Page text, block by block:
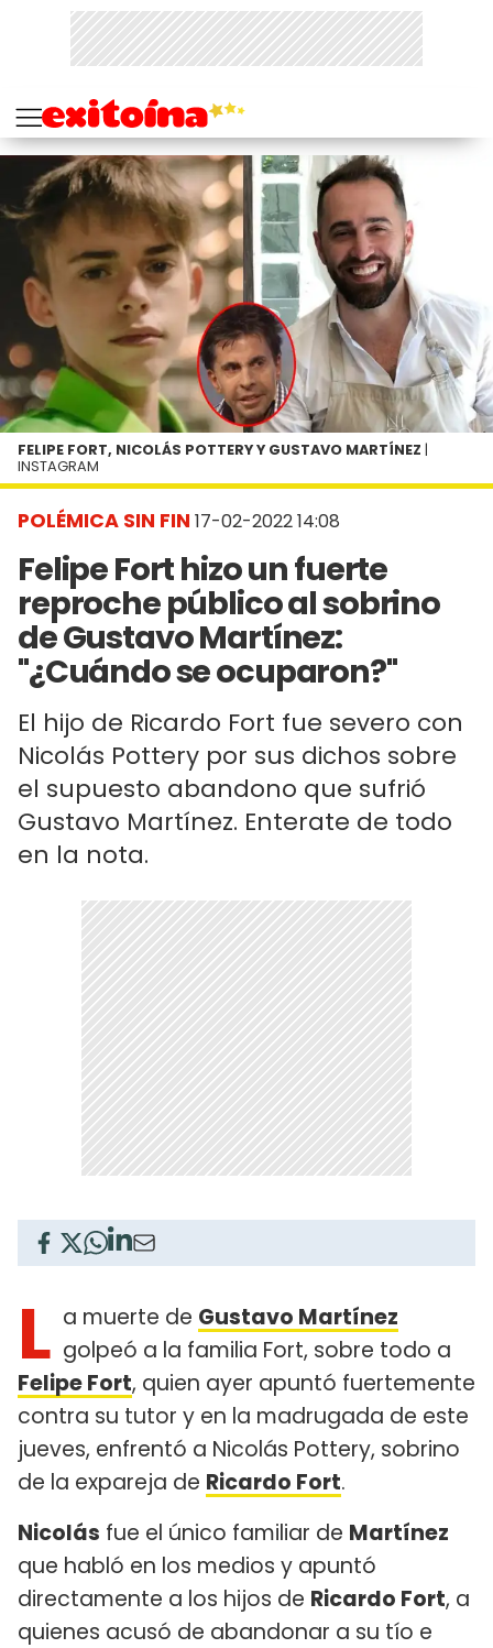
POLÉMICA SIN FIN 17-02-2022 14:08
Felipe Fort hizo un fuerte
reproche público al sobrino
de Gustavo Martínez:
"¿Cuándo se ocuparon?"
El hijo de Ricardo Fort fue severo con
Nicolás Pottery por sus dichos sobre
el supuesto abandono que sufrió
Gustavo Martínez. Enterate de todo
en la nota.
FELIPE FORT, NICOLÁS POTTERY Y GUSTAVO MARTÍNEZ |
INSTAGRAM
L a muerte de Gustavo Martínez
golpeó a la familia Fort, sobre todo a
Felipe Fort, quien ayer apuntó fuertemente
contra su tutor y en la madrugada de este
jueves, enfrentó a Nicolás Pottery, sobrino
de la expareja de Ricardo Fort.
Nicolás fue el único familiar de Martínez
que habló en los medios y apuntó
directamente a los hijos de Ricardo Fort, a
quienes acusó de abandonar a su tío e